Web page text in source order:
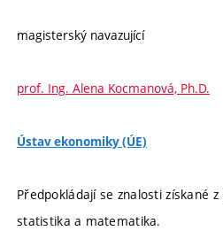
magisterský navazující
prof. Ing. Alena Kocmanová, Ph.D.
Ústav ekonomiky (ÚE)
Předpokládají se znalosti získané
statistika a matematika.